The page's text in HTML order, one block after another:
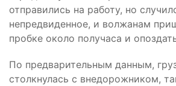
отправились на работу, но
непредвиденное, и волжанам
пробке около получаса и
По предварительным данным,
столкнулась с внедорожником,